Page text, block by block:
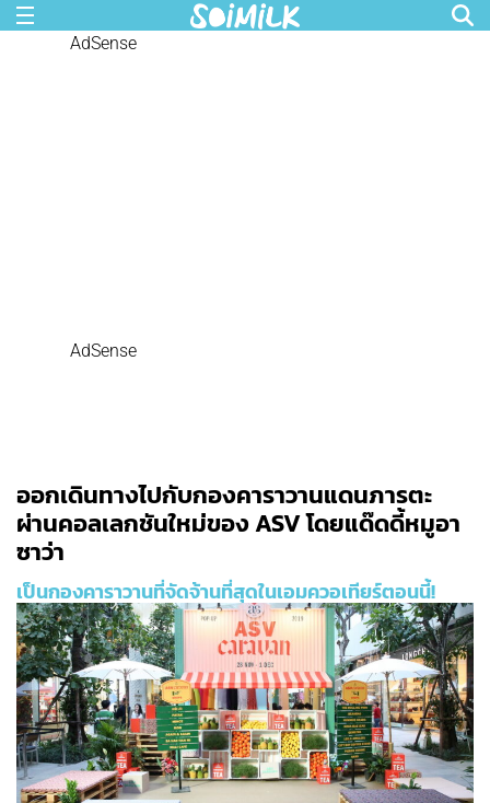
AdSense
AdSense
ออกเดินทางไปกับกองคาราวานแดนภารตะ
ผ่านคอลเลกชันใหม่ของ ASV โดยแด๊ดดี้หมูอา
ซาว่า
เป็นกองคาราวานที่จัดจ้านที่สุดในเอมควอเทียร์ตอนนี้!